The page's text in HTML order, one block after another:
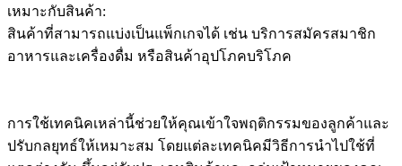
เหมาะกับสินค้า:
สินค้าที่สามารถแบ่งเป็นแพ็กเกจได้ เช่น บริการสมัครสมาชิก
อาหารและเครื่องดื่ม หรือสินค้าอุปโภคบริโภค
การใช้เทคนิคเหล่านี้ช่วยให้คุณเข้าใจพฤติกรรมของลูกค้าและ
ปรับกลยุทธ์ให้เหมาะสม โดยแต่ละเทคนิคมีวิธีการนำไปใช้ที่